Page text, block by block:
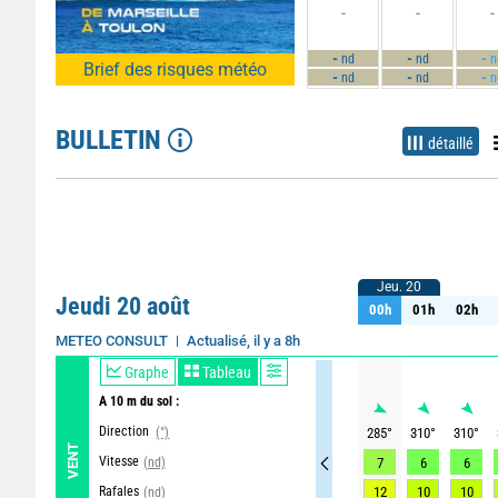
Brief des risques météo
-
-nd
-nd
-
-nd
-nd
-
-
-
BULLETIN détaillé
Jeudi 20 août
METEO CONSULT Actualisé, il y a 8h
VENT
Graphe Tableau
A 10 m du sol :
Direction (°)
Vitesse (nd)
Rafales (nd)
Jeu. 20
00h 01h 02h
Jeu. 20
00h 01h 02h
285° 310° 310°
7
6 6
12
10 10